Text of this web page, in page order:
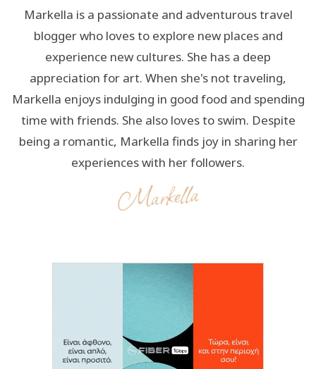
Markella is a passionate and adventurous travel
blogger who loves to explore new places and
experience new cultures. She has a deep
appreciation for art. When she's not traveling,
Markella enjoys indulging in good food and spending
time with friends. She also loves to swim. Despite
being a romantic, Markella finds joy in sharing her
experiences with her followers.